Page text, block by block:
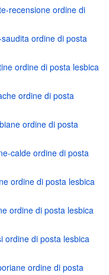
recensione ordine di
ordine di posta
ordine di posta lesbica
ordine di posta
ordine di posta
calde ordine di posta
ordine di posta lesbica
ordine di posta lesbica
ordine di posta lesbica
ordine di posta